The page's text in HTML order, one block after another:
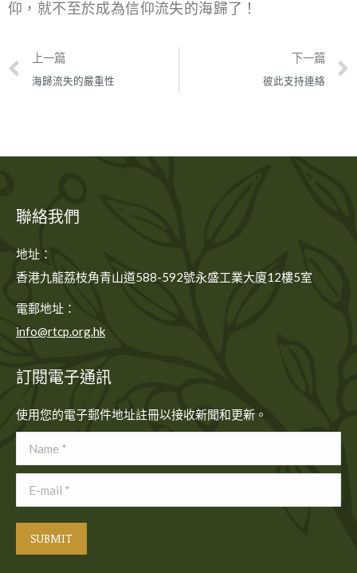
仰，就不至於成為信仰流失的海歸了！
上一篇
海歸流失的嚴重性
下一篇
彼此支持連絡
聯絡我們
地址：
香港九龍荔枝角青山道588-592號永盛工業大廈12樓5室
電郵地址：
info@rtcp.org.hk
訂閱電子通訊
使用您的電子郵件地址註冊以接收新聞和更新。
Name *
E-mail *
SUBMIT